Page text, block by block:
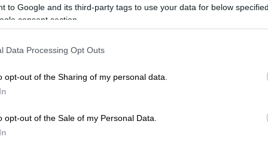
to Google and its third-party tags to use your data for below
consent section.
Data Processing Opt Outs
opt-out of the Sharing of my personal data.
opt-out of the Sale of my Personal Data.
τον τελευταίο χρόνο, μέσα στο 2022:
παρακολουθεί κόσμο! Ανακαλύψατε
φτιάξατε! Ανακαλύψατε ότι
στοχοποιείτε εσείς! Ε, είναι καιρός
σε κάθε κυβέρνηση. Και επειδή δεν
κυβερνητικό έργο που δεν κάνατε